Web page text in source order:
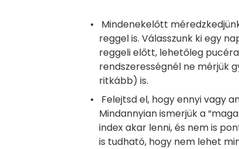
Mindenekelőtt
reggel is. Válasszunk ki egy
reggeli előtt, lehetőleg
rendszerességnél ne mérjük
ritkább) is.
Felejtsd el, hogy ennyi vagy
Mindannyian ismerjük a
index akar lenni, és nem is
is tudható, hogy nem lehet